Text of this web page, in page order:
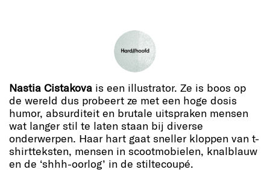
Nastia Cistakova is een illustrator. Ze is boos op
de wereld dus probeert ze met een hoge dosis
humor, absurditeit en brutale uitspraken mensen
wat langer stil te laten staan bij diverse
onderwerpen. Haar hart gaat sneller kloppen van t-
shirtteksten, mensen in scootmobielen, knalblauw
en de ‘shhh-oorlog’ in de stiltecoupé.